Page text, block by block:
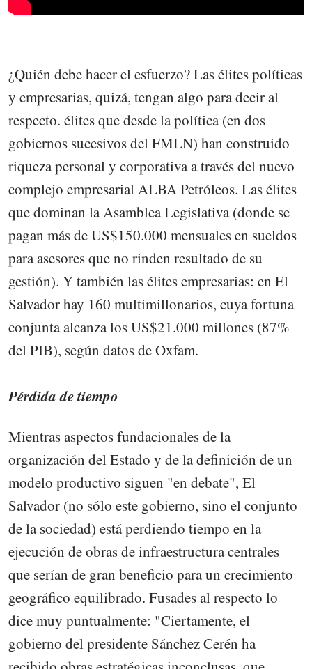
¿Quién debe hacer el esfuerzo? Las élites políticas
y empresarias, quizá, tengan algo para decir al
respecto. élites que desde la política (en dos
gobiernos sucesivos del FMLN) han construido
riqueza personal y corporativa a través del nuevo
complejo empresarial ALBA Petróleos. Las élites
que dominan la Asamblea Legislativa (donde se
pagan más de US$150.000 mensuales en sueldos
para asesores que no rinden resultado de su
gestión). Y también las élites empresarias: en El
Salvador hay 160 multimillonarios, cuya fortuna
conjunta alcanza los US$21.000 millones (87%
del PIB), según datos de Oxfam.
Pérdida de tiempo
Mientras aspectos fundacionales de la
organización del Estado y de la definición de un
modelo productivo siguen "en debate", El
Salvador (no sólo este gobierno, sino el conjunto
de la sociedad) está perdiendo tiempo en la
ejecución de obras de infraestructura centrales
que serían de gran beneficio para un crecimiento
geográfico equilibrado. Fusades al respecto lo
dice muy puntualmente: "Ciertamente, el
gobierno del presidente Sánchez Cerén ha